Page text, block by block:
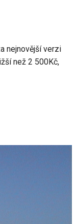
nejnovější verzi
než 2 500Kč,